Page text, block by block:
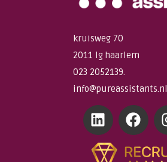
kruisweg 70
2011 lg haarlem
023 2052139.
info@pureassistants.nl